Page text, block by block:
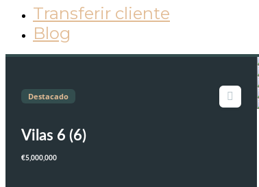
Transferir cliente
Blog
Destacado
Vilas 6 (6)
€5,000,000